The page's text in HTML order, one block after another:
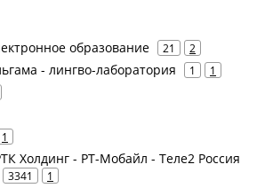
образование 21 2
- лингво-лаборатория 1 1
1
Холдинг - РТ-Мобайл - Теле2 Россия
3341 1